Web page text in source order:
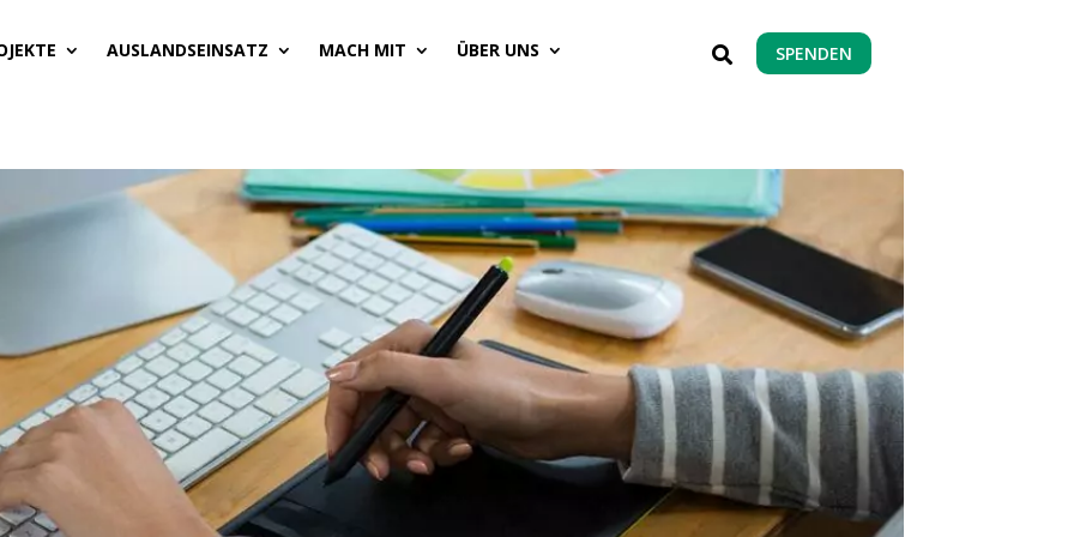
AUSLANDSEINSATZ MACH MIT ÜBER UNS  SPENDEN